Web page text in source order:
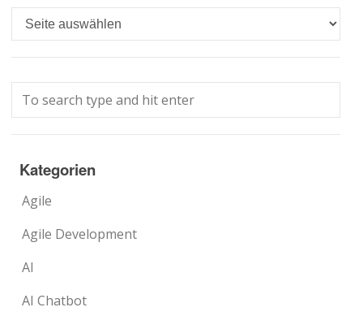
Languages
Kategorien
Agile
Agile Development
AI
AI Chatbot